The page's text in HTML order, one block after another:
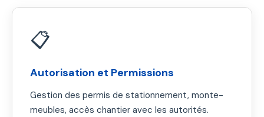
📋
Autorisation et Permissions
Gestion des permis de stationnement, monte-
meubles, accès chantier avec les autorités.